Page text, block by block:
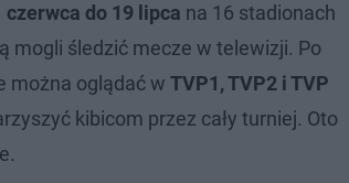
czerwca do 19 lipca na 16 stadionach
mogli śledzić mecze w telewizji. Po
można oglądać w TVP1, TVP2 i TVP
kibicom przez cały turniej. Oto